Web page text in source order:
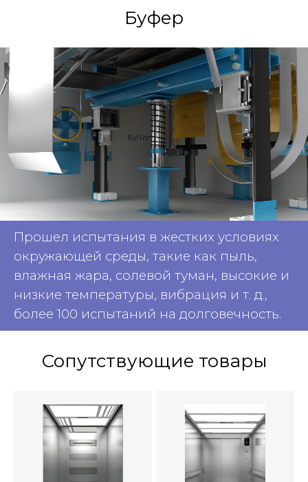
Буфер
Прошел испытания в жестких условиях
окружающей среды, такие как пыль,
влажная жара, солевой туман, высокие и
низкие температуры, вибрация и т. д.,
более 100 испытаний на долговечность.
Сопутствующие товары